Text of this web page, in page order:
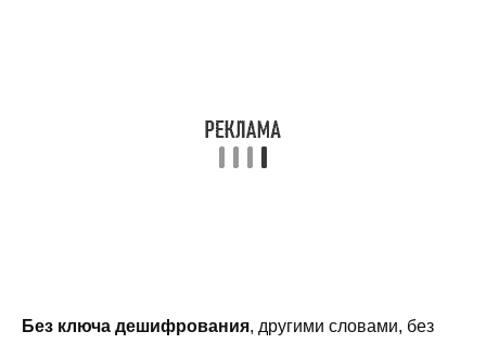
Без ключа дешифрования, другими словами, без